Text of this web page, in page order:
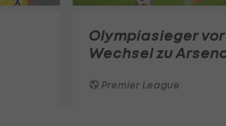
Olympiasieger vor
Wechsel zu
Premier League